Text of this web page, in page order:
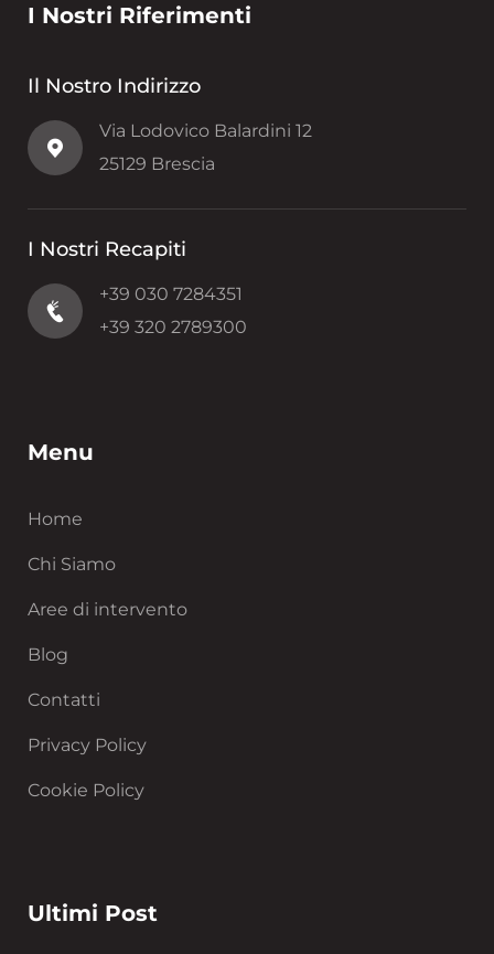
I Nostri Riferimenti
Il Nostro Indirizzo
Via Lodovico Balardini 12
25129 Brescia
I Nostri Recapiti
+39 030 7284351
+39 320 2789300
Menu
Home
Chi Siamo
Aree di intervento
Blog
Contatti
Privacy Policy
Cookie Policy
Ultimi Post